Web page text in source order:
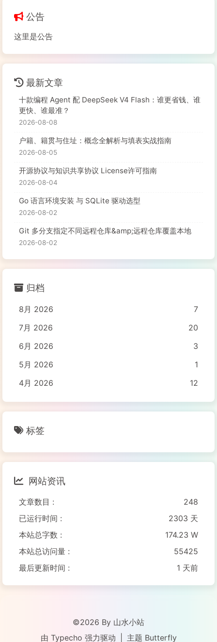
公告
这里是公告
最新文章
十款编程 Agent 配 DeepSeek V4 Flash：谁更省钱、谁
更快、谁最准？
2026-08-08
户籍、籍贯与住址：概念全解析与填表实战指南
2026-08-05
开源协议与知识共享协议 License许可指南
2026-08-04
Go 语言环境安装 与 SQLite 驱动选型
2026-08-02
Git 多分支指定不同远程仓库&amp;远程仓库覆盖本地
2026-08-02
归档
8月 2026
7
7月 2026
20
6月 2026
3
5月 2026
1
4月 2026
12
标签
网站资讯
文章数目 :
248
已运行时间 :
2303 天
本站总字数 :
174.23 W
本站总访问量 :
55425
最后更新时间 :
1 天前
©2026 By 山水小站
由 Typecho 强力驱动 主题 Butterfly